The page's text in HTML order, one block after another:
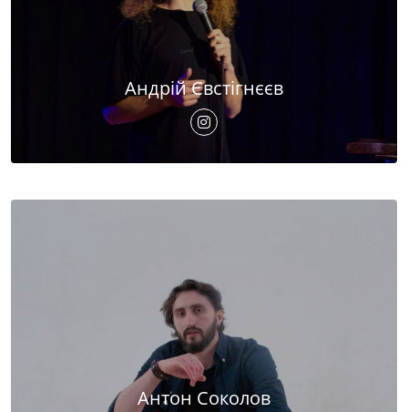
Андрій Євстігнєєв
Антон Соколов